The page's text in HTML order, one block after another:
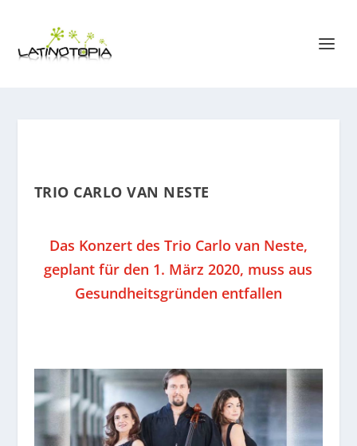
TRIO CARLO VAN NESTE
Das Konzert des Trio Carlo van Neste,
geplant für den 1. März 2020, muss aus
Gesundheitsgründen entfallen